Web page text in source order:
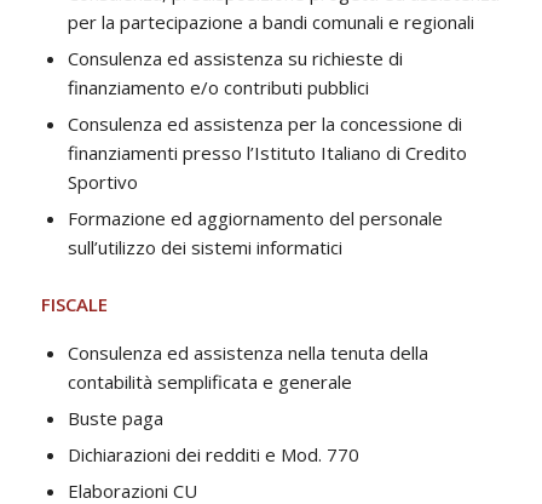
per la partecipazione a bandi comunali e regionali
Consulenza ed assistenza su richieste di
finanziamento e/o contributi pubblici
Consulenza ed assistenza per la concessione di
finanziamenti presso l’Istituto Italiano di Credito
Sportivo
Formazione ed aggiornamento del personale
sull’utilizzo dei sistemi informatici
FISCALE
Consulenza ed assistenza nella tenuta della
contabilità semplificata e generale
Buste paga
Dichiarazioni dei redditi e Mod. 770
Elaborazioni CU